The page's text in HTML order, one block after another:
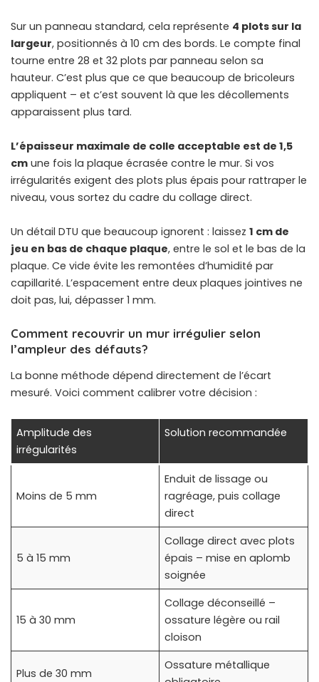
Sur un panneau standard, cela représente 4 plots sur la
largeur, positionnés à 10 cm des bords. Le compte final
tourne entre 28 et 32 plots par panneau selon sa
hauteur. C’est plus que ce que beaucoup de bricoleurs
appliquent – et c’est souvent là que les décollements
apparaissent plus tard.
L’épaisseur maximale de colle acceptable est de 1,5
cm une fois la plaque écrasée contre le mur. Si vos
irrégularités exigent des plots plus épais pour rattraper le
niveau, vous sortez du cadre du collage direct.
Un détail DTU que beaucoup ignorent : laissez 1 cm de
jeu en bas de chaque plaque, entre le sol et le bas de la
plaque. Ce vide évite les remontées d’humidité par
capillarité. L’espacement entre deux plaques jointives ne
doit pas, lui, dépasser 1 mm.
Comment recouvrir un mur irrégulier selon
l’ampleur des défauts?
La bonne méthode dépend directement de l’écart
mesuré. Voici comment calibrer votre décision :
Amplitude des
irrégularités
Solution recommandée
Moins de 5 mm
Enduit de lissage ou
ragréage, puis collage
direct
5 à 15 mm
Collage direct avec plots
épais – mise en aplomb
soignée
15 à 30 mm
Collage déconseillé –
ossature légère ou rail
cloison
Plus de 30 mm
Ossature métallique